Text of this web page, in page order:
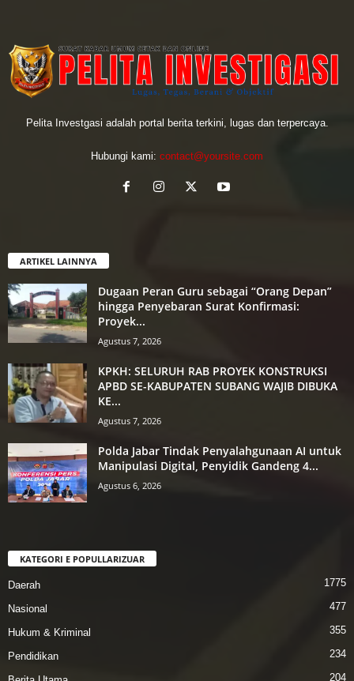
Pelita Investgasi adalah portal berita terkini, lugas dan terpercaya.
Hubungi kami: contact@yoursite.com
ARTIKEL LAINNYA
Dugaan Peran Guru sebagai “Orang Depan”
hingga Penyebaran Surat Konfirmasi:
Proyek...
Agustus 7, 2026
KPKH: SELURUH RAB PROYEK KONSTRUKSI
APBD SE-KABUPATEN SUBANG WAJIB DIBUKA
KE...
Agustus 7, 2026
Polda Jabar Tindak Penyalahgunaan AI untuk
Manipulasi Digital, Penyidik Gandeng 4...
Agustus 6, 2026
KATEGORI E POPULLARIZUAR
Daerah 1775
Nasional 477
Hukum & Kriminal 355
Pendidikan 234
204